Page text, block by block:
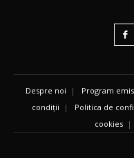
Despre noi | Program
condiții | Politica de
cookies |